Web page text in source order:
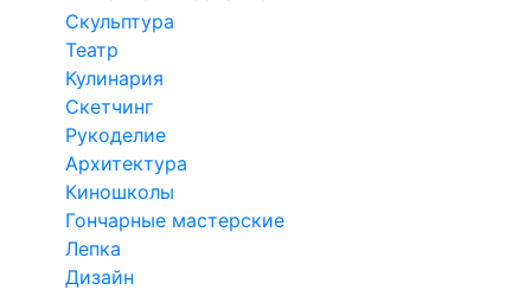
Скульптура
Театр
Кулинария
Скетчинг
Рукоделие
Архитектура
Киношколы
Гончарные мастерские
Лепка
Дизайн